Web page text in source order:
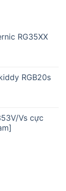
RG35XX
RGB20s
Vs cực